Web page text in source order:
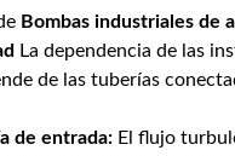
Bombas industriales de
La dependencia de las
de las tuberías
de entrada: El flujo